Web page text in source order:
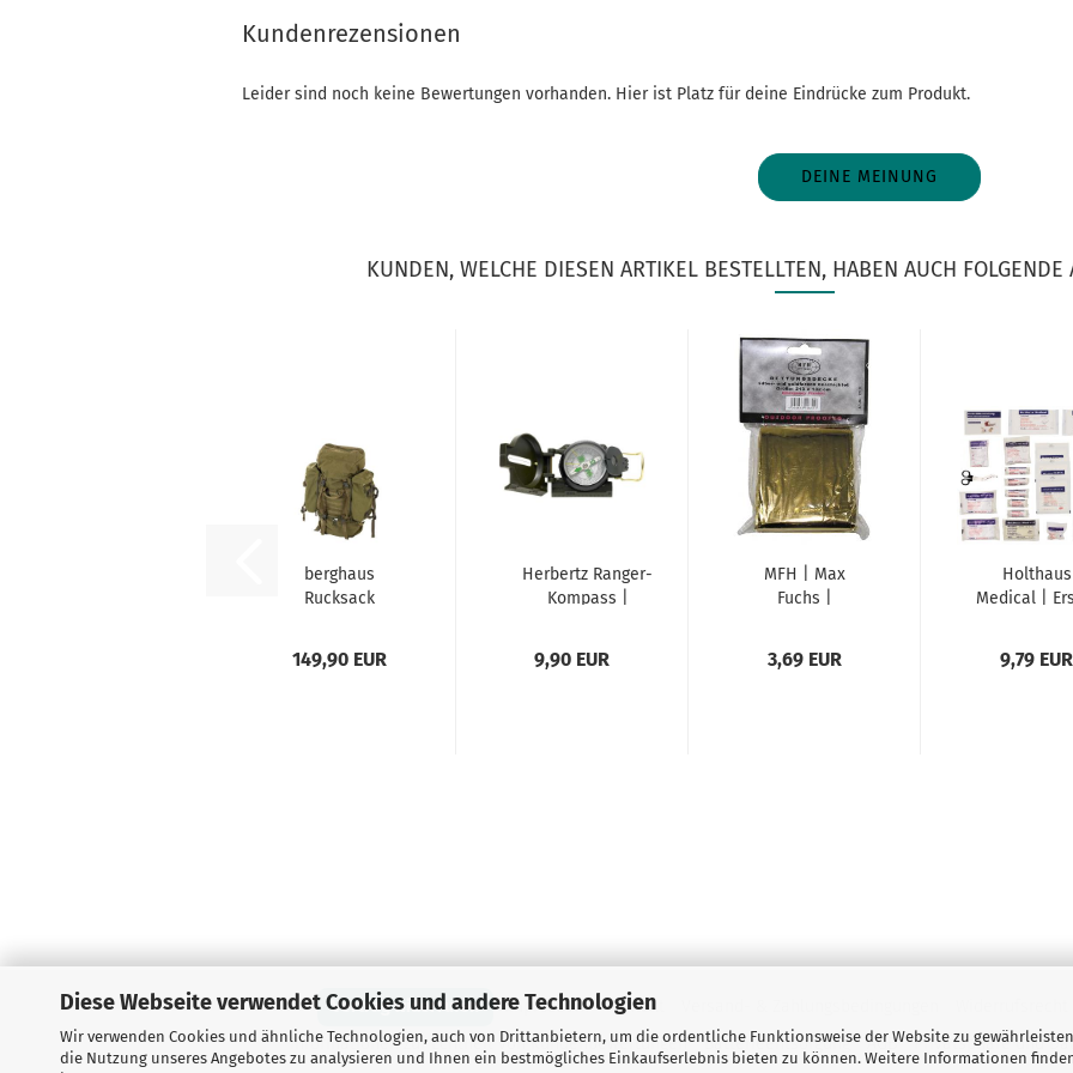
Diese Webseite verwendet Cookies und andere Technologien
Wir verwenden Cookies und ähnliche Technologien, auch von Drittanbietern, um die ordentliche Funktionsweise der Website zu
die Nutzung unseres Angebotes zu analysieren und Ihnen ein bestmögliches Einkaufserlebnis bieten zu können. Weitere Informationen
Kundenrezensionen
Leider sind noch keine Bewertungen vorhanden. Hier ist Platz für deine Eindrücke zum Produkt.
DEINE MEINUNG
KUNDEN, WELCHE DIESEN ARTIKEL BESTELLTEN, HABEN AUCH FOLGENDE
berghaus
Rucksack
149,90 EUR
Herbertz Ranger-
Kompass |
9,90 EUR
MFH | Max
Fuchs |
3,69 EUR
Holthaus
Medical |
9,79 EUR
Vertrag widerrufen Impressum Kontakt
Informationen zur Echtheit von Kundenbewertungen
Batterieentsorgung AGB Privatsphäre und